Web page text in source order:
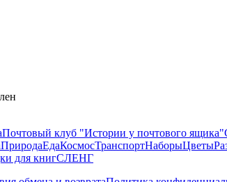
Почтовый клуб "Истории у почтового ящика"
ПриродаЕдаКосмосТранспортНаборыЦветы
для книгСЛЕНГ